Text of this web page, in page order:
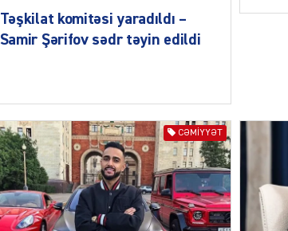
Təşkilat komitəsi yaradıldı –
Samir Şərifov sədr təyin edildi
CƏMIYYƏT